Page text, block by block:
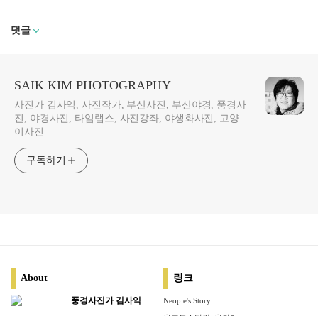
댓글
SAIK KIM PHOTOGRAPHY
사진가 김사익, 사진작가, 부산사진, 부산야경, 풍경사
진, 야경사진, 타임랩스, 사진강좌, 야생화사진, 고양
이사진
구독하기
About
풍경사진가 김사익
링크
Neople's Story